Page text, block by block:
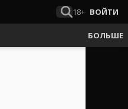
18+ ВОЙТИ
БОЛЬШЕ